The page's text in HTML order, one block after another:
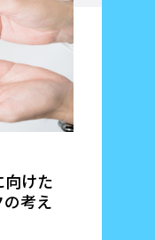
けた
考え